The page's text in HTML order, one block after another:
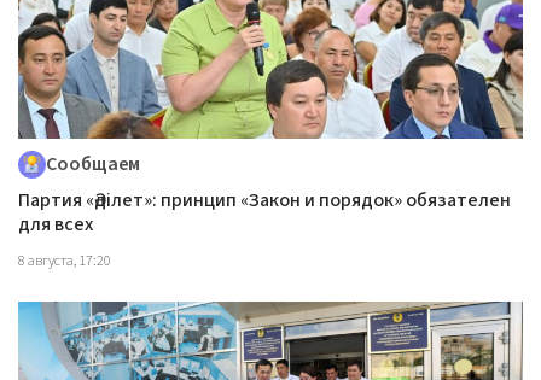
Сообщаем
Партия «Әділет»: принцип «Закон и порядок» обязателен
для всех
8 августа, 17:20